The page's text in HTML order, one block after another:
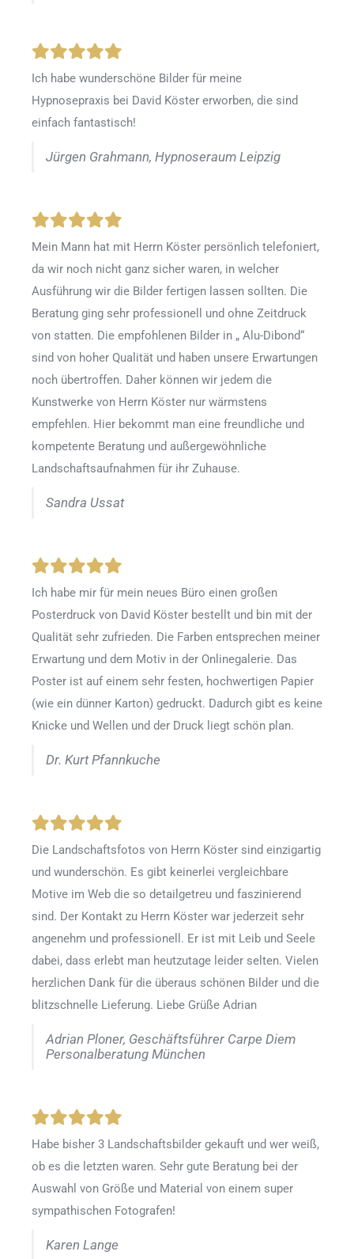
Ich habe wunderschöne Bilder für meine
Hypnosepraxis bei David Köster erworben, die sind
einfach fantastisch!
Jürgen Grahmann, Hypnoseraum Leipzig
Mein Mann hat mit Herrn Köster persönlich telefoniert,
da wir noch nicht ganz sicher waren, in welcher
Ausführung wir die Bilder fertigen lassen sollten. Die
Beratung ging sehr professionell und ohne Zeitdruck
von statten. Die empfohlenen Bilder in „ Alu-Dibond“
sind von hoher Qualität und haben unsere Erwartungen
noch übertroffen. Daher können wir jedem die
Kunstwerke von Herrn Köster nur wärmstens
empfehlen. Hier bekommt man eine freundliche und
kompetente Beratung und außergewöhnliche
Landschaftsaufnahmen für ihr Zuhause.
Sandra Ussat
Ich habe mir für mein neues Büro einen großen
Posterdruck von David Köster bestellt und bin mit der
Qualität sehr zufrieden. Die Farben entsprechen meiner
Erwartung und dem Motiv in der Onlinegalerie. Das
Poster ist auf einem sehr festen, hochwertigen Papier
(wie ein dünner Karton) gedruckt. Dadurch gibt es keine
Knicke und Wellen und der Druck liegt schön plan.
Dr. Kurt Pfannkuche
Die Landschaftsfotos von Herrn Köster sind einzigartig
und wunderschön. Es gibt keinerlei vergleichbare
Motive im Web die so detailgetreu und faszinierend
sind. Der Kontakt zu Herrn Köster war jederzeit sehr
angenehm und professionell. Er ist mit Leib und Seele
dabei, dass erlebt man heutzutage leider selten. Vielen
herzlichen Dank für die überaus schönen Bilder und die
blitzschnelle Lieferung. Liebe Grüße Adrian
Adrian Ploner, Geschäftsführer Carpe Diem
Personalberatung München
Habe bisher 3 Landschaftsbilder gekauft und wer weiß,
ob es die letzten waren. Sehr gute Beratung bei der
Auswahl von Größe und Material von einem super
sympathischen Fotografen!
Karen Lange